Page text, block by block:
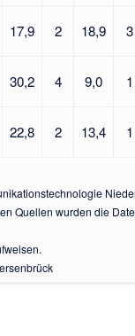
17,9 2 18,9 3
30,2 4 9,0 1
22,8 2 13,4 1
Quellen wurden die